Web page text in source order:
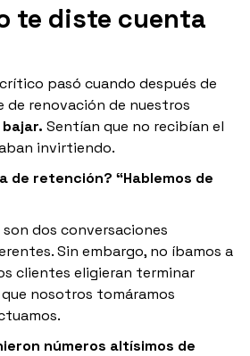
te diste cuenta
pasó cuando después de
de renovación de nuestros
Sentían que no recibían el
invirtiendo.
de retención? “Hablemos de
dos conversaciones
Sin embargo, no íbamos a
clientes eligieran terminar
nosotros tomáramos
números altísimos de